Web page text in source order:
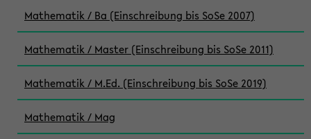
Mathematik / Ba (Einschreibung bis SoSe 2007)
Mathematik / Master (Einschreibung bis SoSe 2011)
Mathematik / M.Ed. (Einschreibung bis SoSe 2019)
Mathematik / Mag